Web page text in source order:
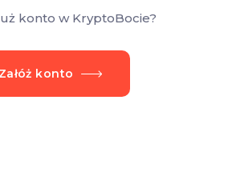
konto w KryptoBocie?
Załóż konto